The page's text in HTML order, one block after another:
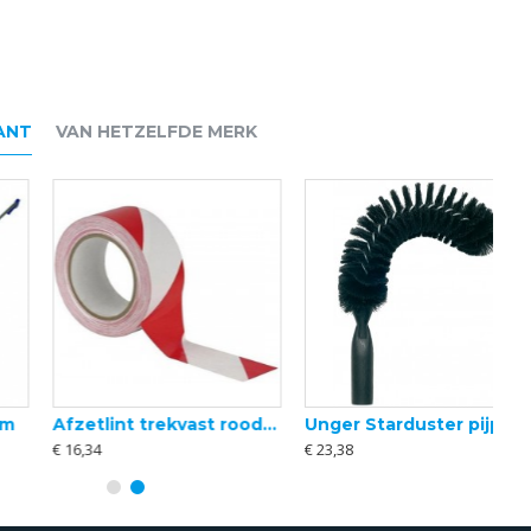
VAN HETZELFDE MERK
Unger Starduster pijpborstel
€ 23,38
Doodle bug padhouder handgreep